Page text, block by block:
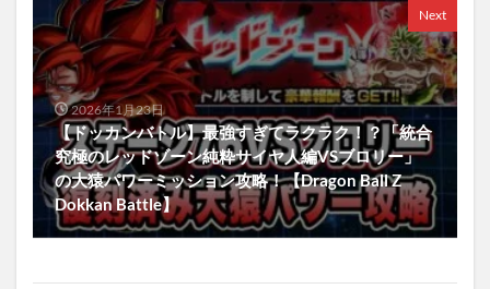
Next
2026年1月23日
【ドッカンバトル】最強すぎてラクラク！？「統合
究極のレッドゾーン純粋サイヤ人編VSブロリー」
の大猿パワーミッション攻略！【Dragon Ball Z
Dokkan Battle】